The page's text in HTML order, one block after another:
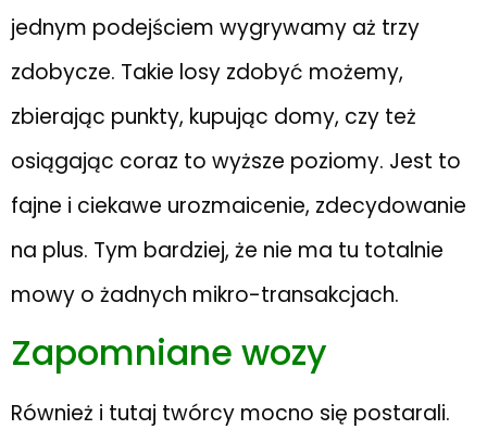
jednym podejściem wygrywamy aż trzy
zdobycze. Takie losy zdobyć możemy,
zbierając punkty, kupując domy, czy też
osiągając coraz to wyższe poziomy. Jest to
fajne i ciekawe urozmaicenie, zdecydowanie
na plus. Tym bardziej, że nie ma tu totalnie
mowy o żadnych mikro-transakcjach.
Zapomniane wozy
Również i tutaj twórcy mocno się postarali.